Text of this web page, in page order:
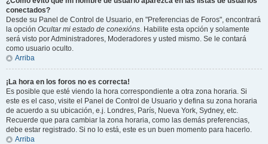
conectados?
Desde su Panel de Control de Usuario, en "Preferencias de Foros", encontrará
la opción Ocultar mi estado de conexións. Habilite esta opción y solamente
será visto por Administradores, Moderadores y usted mismo. Se le contará
como usuario oculto.
Arriba
¡La hora en los foros no es correcta!
Es posible que esté viendo la hora correspondiente a otra zona horaria. Si
este es el caso, visite el Panel de Control de Usuario y defina su zona horaria
de acuerdo a su ubicación, e.j. Londres, París, Nueva York, Sydney, etc.
Recuerde que para cambiar la zona horaria, como las demás preferencias,
debe estar registrado. Si no lo está, este es un buen momento para hacerlo.
Arriba